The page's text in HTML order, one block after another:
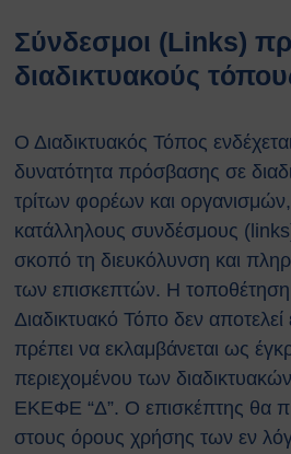
Σύνδεσμοι (Links)
διαδικτυακούς
Ο Διαδικτυακός Τόπος
δυνατότητα πρόσβασης σε
τρίτων φορέων και
κατάλληλους συνδέσμους
σκοπό τη διευκόλυνση και
των επισκεπτών. Η
Διαδικτυακό Τόπο δεν αποτελεί
πρέπει να εκλαμβάνεται ως
περιεχομένου των
ΕΚΕΦΕ “Δ”. Ο επισκέπτης θα
στους όρους χρήσης των εν